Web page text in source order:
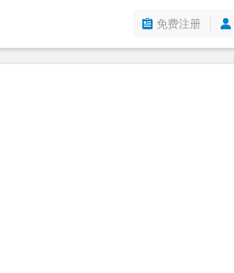
免费注册